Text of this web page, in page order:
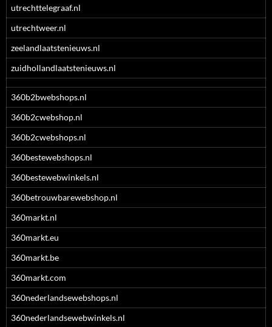
utrechttelegraaf.nl
utrechtweer.nl
zeelandlaatstenieuws.nl
zuidhollandlaatstenieuws.nl
360b2bwebshops.nl
360b2cwebshop.nl
360b2cwebshops.nl
360bestewebshops.nl
360bestewebwinkels.nl
360betrouwbarewebshop.nl
360markt.nl
360markt.eu
360markt.be
360markt.com
360nederlandsewebshops.nl
360nederlandsewebwinkels.nl